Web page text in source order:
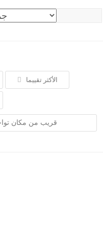
الأكثر تقييما
قريب من مكان